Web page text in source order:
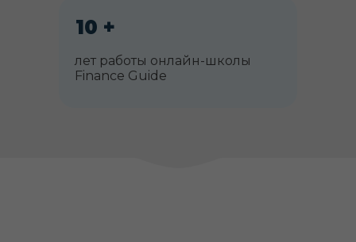
10 +
лет работы онлайн-школы
Finance Guide